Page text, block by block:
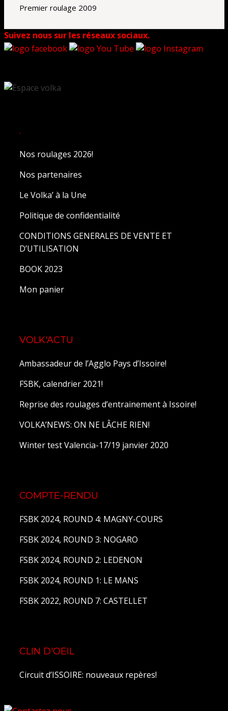
Premier roulage 2009
Suivez nous sur les réseaux sociaux.
.
Nos roulages 2026!
Nos partenaires
Le Volka’ à la Une
Politique de confidentialité
CONDITIONS GENERALES DE VENTE ET
D’UTILISATION
BOOK 2023
Mon panier
VOLK'ACTU
Ambassadeur de l’Agglo Pays d’Issoire!
FSBK, calendrier 2021!
Reprise des roulages d’entrainement à Issoire!
VOLKA’NEWS: ON NE LÂCHE RIEN!
Winter test Valencia-17/19 janvier 2020
COMPTE-RENDU
FSBK 2024, ROUND 4: MAGNY-COURS
FSBK 2024, ROUND 3: NOGARO
FSBK 2024, ROUND 2: LEDENON
FSBK 2024, ROUND 1: LE MANS
FSBK 2022, ROUND 7: CASTELLET
CLIN D'OEIL
Circuit d’ISSOIRE: nouveaux repères!